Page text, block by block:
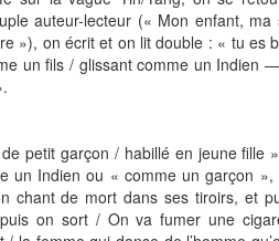
auteur-lecteur (« Mon enfant,
»), on écrit et on lit double : « tu es
un fils / glissant comme un Indien
garçon / habillé en jeune fille »,
un Indien ou « comme un garçon
chant de mort dans ses tiroirs, et
on sort / On va fumer une